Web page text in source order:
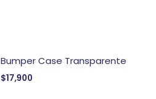
Bumper Case Transparente
$17,900